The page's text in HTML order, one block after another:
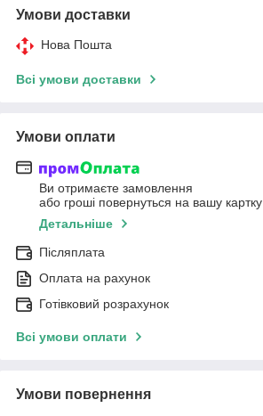
Умови доставки
Нова Пошта
Всі умови доставки
Умови оплати
Ви отримаєте замовлення
або гроші повернуться на вашу картку
Детальніше
Післяплата
Оплата на рахунок
Готівковий розрахунок
Всі умови оплати
Умови повернення